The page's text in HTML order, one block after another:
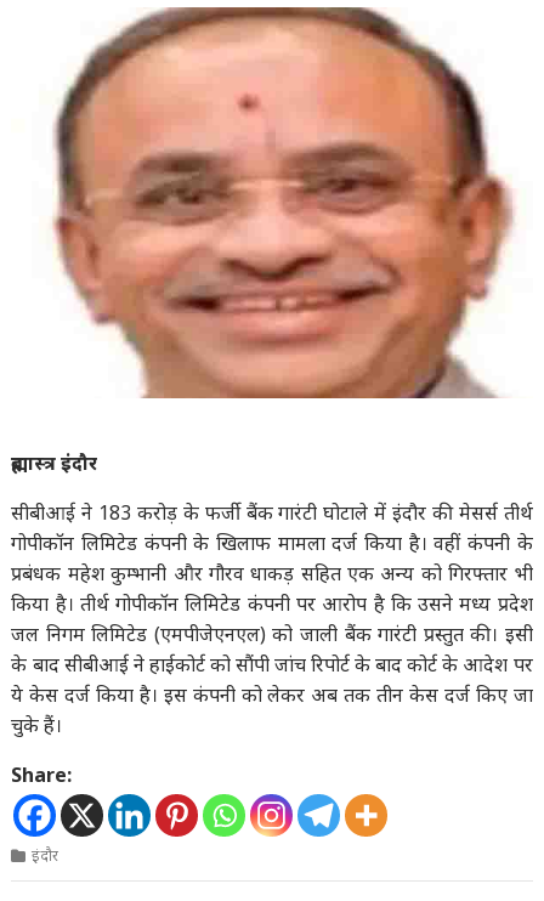
ब्रह्मास्त्र इंदौर
सीबीआई ने 183 करोड़ के फर्जी बैंक गारंटी घोटाले में इंदौर की मेसर्स तीर्थ
गोपीकॉन लिमिटेड कंपनी के खिलाफ मामला दर्ज किया है। वहीं कंपनी के
प्रबंधक महेश कुम्भानी और गौरव धाकड़ सहित एक अन्य को गिरफ्तार भी
किया है। तीर्थ गोपीकॉन लिमिटेड कंपनी पर आरोप है कि उसने मध्य प्रदेश
जल निगम लिमिटेड (एमपीजेएनएल) को जाली बैंक गारंटी प्रस्तुत की। इसी
के बाद सीबीआई ने हाईकोर्ट को सौंपी जांच रिपोर्ट के बाद कोर्ट के आदेश पर
ये केस दर्ज किया है। इस कंपनी को लेकर अब तक तीन केस दर्ज किए जा
चुके हैं।
Share:
इंदौर